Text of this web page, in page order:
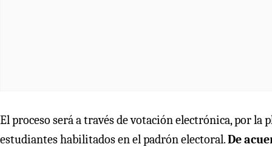
El proceso será a través de votación electrónica, por
estudiantes habilitados en el padrón electoral.De